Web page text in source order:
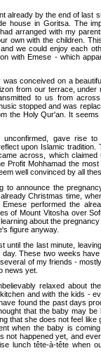
already by the end of last
house in Goritsa. The
arranged with my
own with the children.
we could enjoy each
with Emese - which
conceived on a
from our terrace, under
to us from
stopped and was
the Holy Qur'an. It seems
unconfirmed, gave rise
upon Islamic tradition.
across, which claimed
Profit Mohhamad the
well convinced by all
to announce the
Christmas time,
performed the
of Mount Vitosha over
about the
figure anyway.
until the last minute,
These two weeks
of my friends -
news yet.
relaxed about
and with the kids -
found the past days
that the baby may be
that she does not feel like
when the baby is
not happened yet, and
lunch tête-à-tête when